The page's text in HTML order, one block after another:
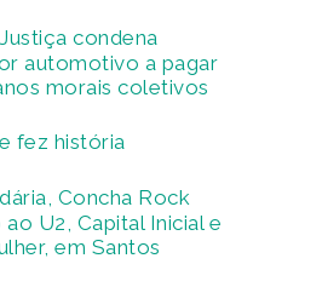
condena
automotivo a pagar
morais coletivos
fez história
Concha Rock
U2, Capital Inicial e
em Santos